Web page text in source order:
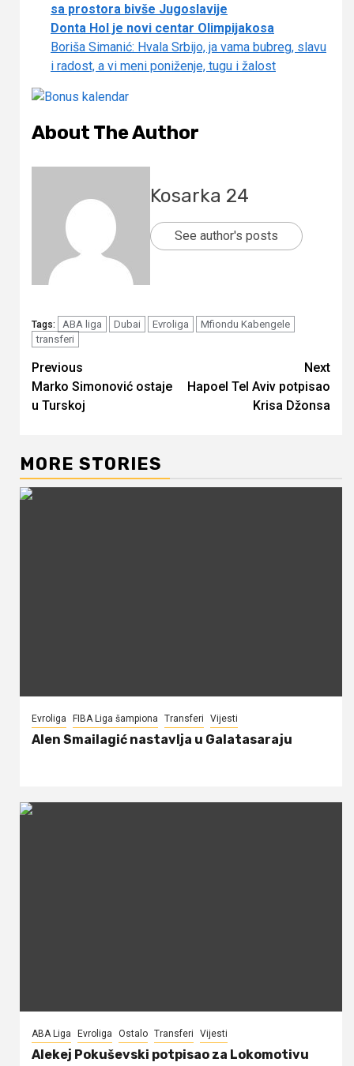
sa prostora bivše Jugoslavije
Donta Hol je novi centar Olimpijakosa
Boriša Simanić: Hvala Srbijo, ja vama bubreg, slavu
i radost, a vi meni poniženje, tugu i žalost
About The Author
Kosarka 24
See author's posts
Tags: ABA liga Dubai Evroliga
Mfiondu Kabengele
transferi
Continue
Reading
Previous
Marko Simonović ostaje
u Turskoj
Next
Hapoel Tel Aviv potpisao
Krisa Džonsa
MORE STORIES
Evroliga FIBA Liga šampiona Transferi Vijesti
Alen Smailagić nastavlja u Galatasaraju
ABA Liga Evroliga Ostalo Transferi Vijesti
Alekej Pokuševski potpisao za Lokomotivu